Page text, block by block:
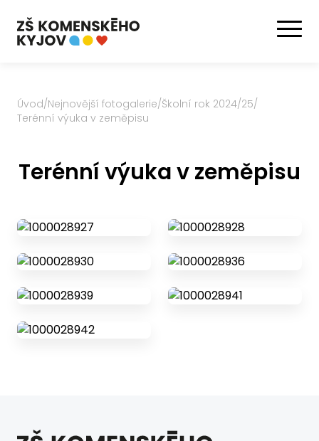
Úvod/Nejnovější fotogalerie/Školní rok 2024/25/
Terénní výuka v zeměpisu
Terénní výuka v zeměpisu